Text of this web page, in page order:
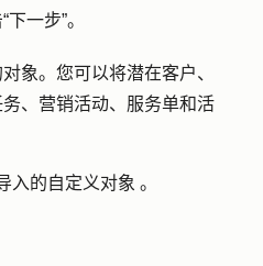
“下一步”。
对象。您可以将潜在客户、
、营销活动、服务单和活
入的自定义对象 。